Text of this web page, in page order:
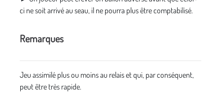
ci ne soit arrivé au seau, il ne pourra plus être comptabilisé.
Remarques
Jeu assimilé plus ou moins au relais et qui, par conséquent,
peut être très rapide.